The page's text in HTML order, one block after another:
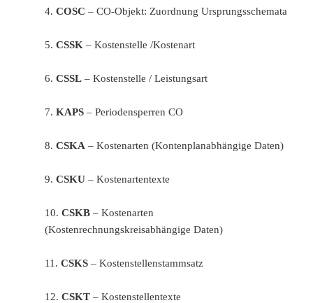
4.COSC – CO-Objekt: Zuordnung Ursprungsschemata
5.CSSK – Kostenstelle /Kostenart
6.CSSL – Kostenstelle / Leistungsart
7.KAPS – Periodensperren CO
8.CSKA – Kostenarten (Kontenplanabhängige Daten)
9.CSKU – Kostenartentexte
10.CSKB – Kostenarten
(Kostenrechnungskreisabhängige Daten)
11.CSKS – Kostenstellenstammsatz
12.CSKT – Kostenstellentexte